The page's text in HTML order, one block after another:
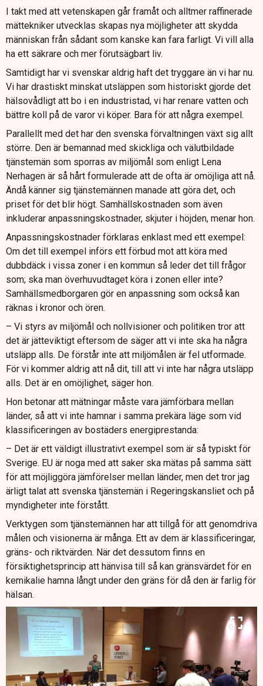
I takt med att vetenskapen går framåt och alltmer raffinerade
mättekniker utvecklas skapas nya möjligheter att skydda
människan från sådant som kanske kan fara farligt. Vi vill alla
ha ett säkrare och mer förutsägbart liv.
Samtidigt har vi svenskar aldrig haft det tryggare än vi har nu.
Vi har drastiskt minskat utsläppen som historiskt gjorde det
hälsovådligt att bo i en industristad, vi har renare vatten och
bättre koll på de varor vi köper. Bara för att några exempel.
Parallellt med det har den svenska förvaltningen växt sig allt
större. Den är bemannad med skickliga och välutbildade
tjänstemän som sporras av miljömål som enligt Lena
Nerhagen är så hårt formulerade att de ofta är omöjliga att nå.
Ändå känner sig tjänstemännen manade att göra det, och
priset för det blir högt. Samhällskostnaden som även
inkluderar anpassningskostnader, skjuter i höjden, menar hon.
Anpassningskostnader förklaras enklast med ett exempel:
Om det till exempel införs ett förbud mot att köra med
dubbdäck i vissa zoner i en kommun så leder det till frågor
som; ska man överhuvudtaget köra i zonen eller inte?
Samhällsmedborgaren gör en anpassning som också kan
räknas i kronor och ören.
– Vi styrs av miljömål och nollvisioner och politiken tror att
det är jätteviktigt eftersom de säger att vi inte ska ha några
utsläpp alls. De förstår inte att miljömålen är fel utformade.
För vi kommer aldrig att nå dit, till att vi inte har några utsläpp
alls. Det är en omöjlighet, säger hon.
Hon betonar att mätningar måste vara jämförbara mellan
länder, så att vi inte hamnar i samma prekära läge som vid
klassificeringen av bostäders energiprestanda:
– Det är ett väldigt illustrativt exempel som är så typiskt för
Sverige. EU är noga med att saker ska mätas på samma sätt
för att möjliggöra jämförelser mellan länder, men det tror jag
ärligt talat att svenska tjänstemän i Regeringskansliet och på
myndigheter inte förstått.
Verktygen som tjänstemännen har att tillgå för att genomdriva
målen och visionerna är många. Ett av dem är klassificeringar,
gräns- och riktvärden. När det dessutom finns en
försiktighetsprincip att hänvisa till så kan gränsvärdet för en
kemikalie hamna långt under den gräns för då den är farlig för
hälsan.